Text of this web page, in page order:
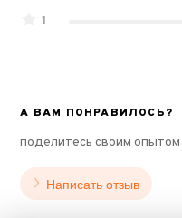
1
А ВАМ ПОНРАВИЛОСЬ?
поделитесь своим
Написать отзыв